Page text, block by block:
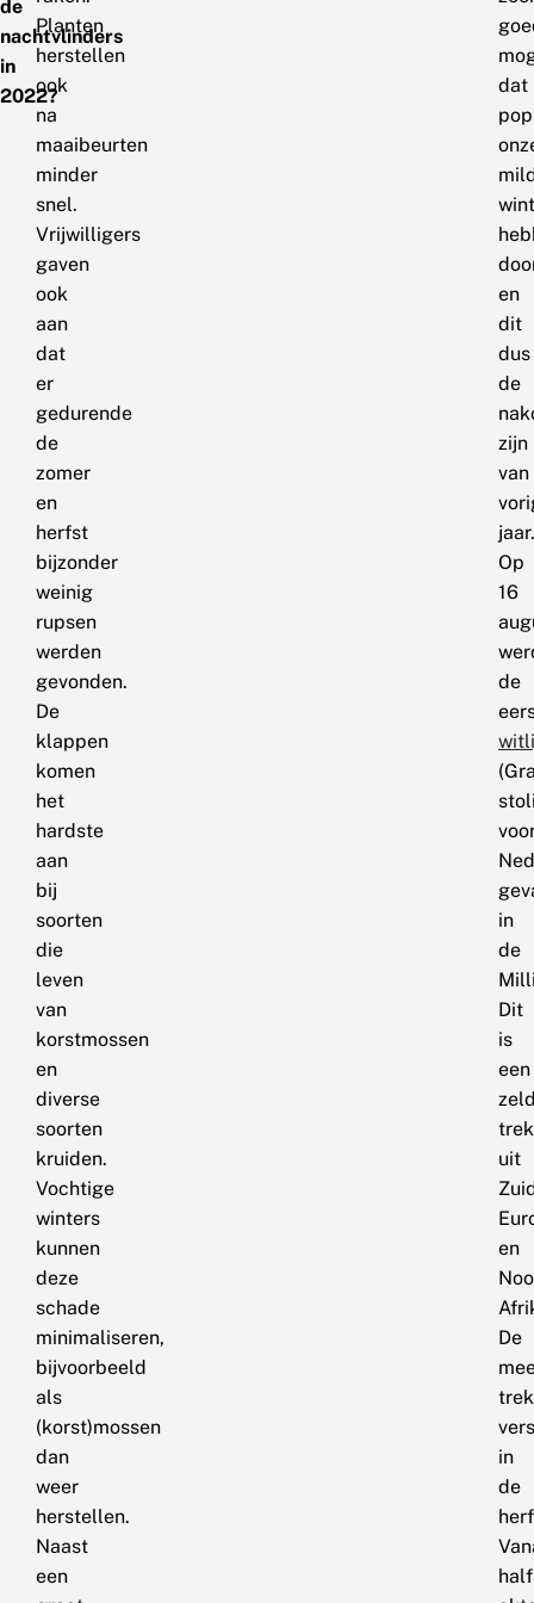
de
nachtvlinders
in
2022?
Planten
herstellen
ook
na
maaibeurten
minder
snel.
Vrijwilligers
gaven
ook
aan
dat
er
gedurende
de
zomer
en
herfst
bijzonder
weinig
rupsen
werden
gevonden.
De
klappen
komen
het
hardste
aan
bij
soorten
die
leven
van
korstmossen
en
diverse
soorten
kruiden.
Vochtige
winters
kunnen
deze
schade
minimaliseren,
bijvoorbeeld
als
(korst)mossen
dan
weer
herstellen.
Naast
een
dat
en
dit
dus
de
zijn
van
jaar.
Op
16
de
in
de
Dit
is
een
uit
en
De
in
de
half